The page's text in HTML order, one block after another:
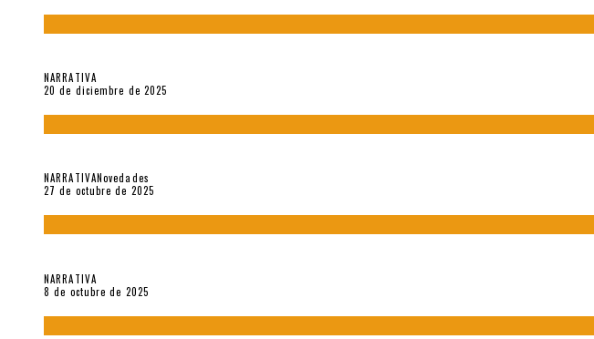
NARRATIVA
20 de diciembre de 2025
NARRATIVANovedades
27 de octubre de 2025
NARRATIVA
8 de octubre de 2025